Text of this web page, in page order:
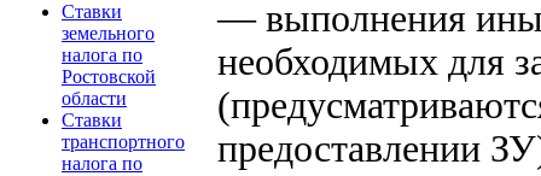
Ставки
земельного
налога по
Ростовской
области
Ставки
транспортного
налога по
— выполнения
необходимых для
предоставлении